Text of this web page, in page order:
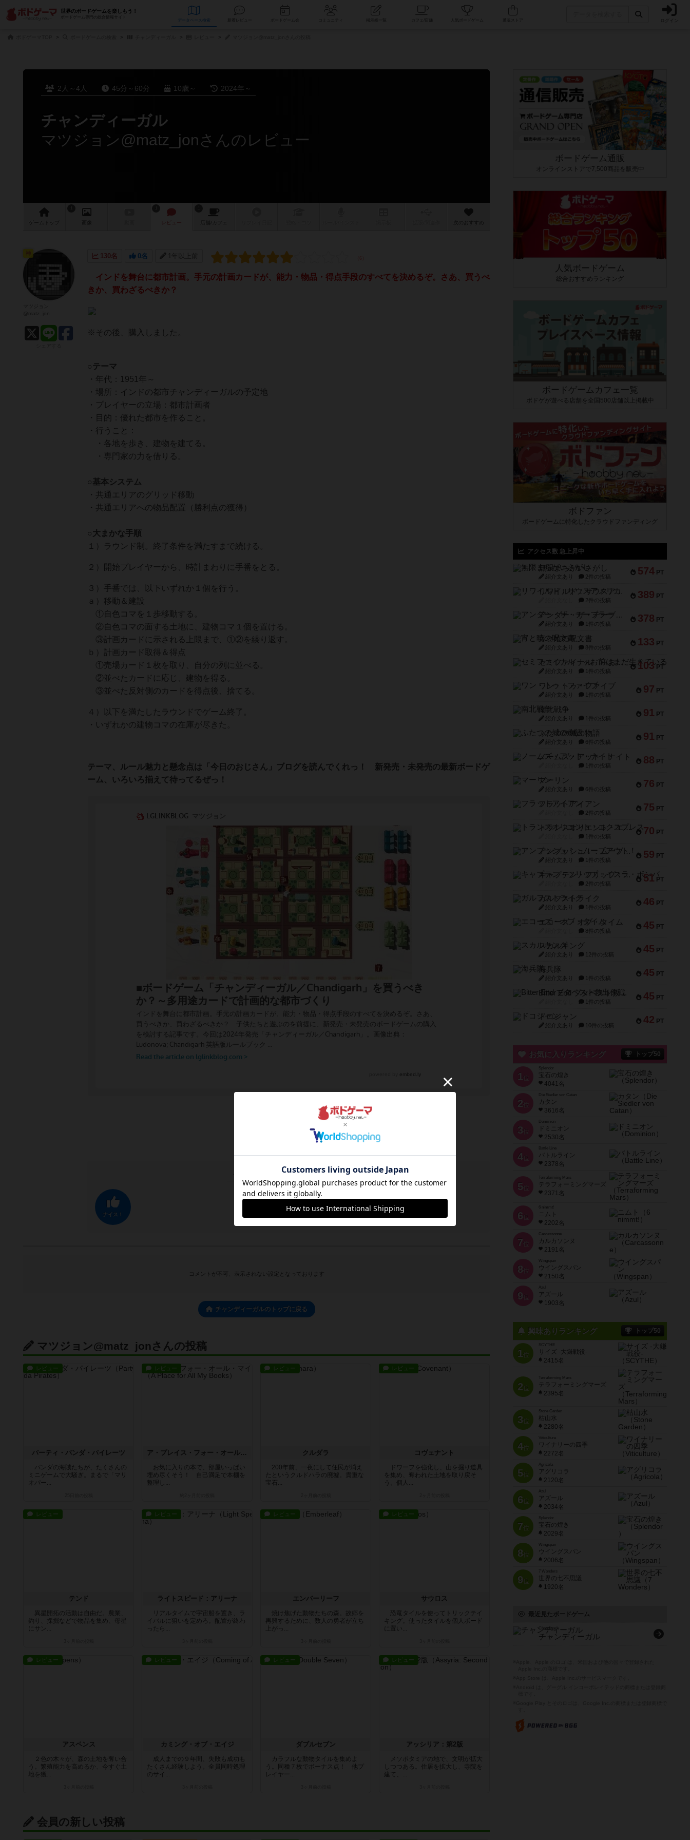
世界のボードゲームを楽しもう！
ボードゲーム専門の総合情報サイト
データベース コミュニティ 人気ボードゲーム ログイン
2人～4人 45分～60分 10歳～ 2024年～
チャンディーガル
マツジョン@matz_jonさんのレビュー
ゲーム 画像 レビュー 店舗/ カフェ 次のおすすめ
130名 0名 1年以上前
インドを舞台に都市計画。手元の計画カードが、能力・物品・得点手段のすべてを決めるぞ。さあ、買うべ
きか、買わざるべきか？
※その後、購入しました。
○テーマ
・年代：1951年～
・場所：インドの都市チャンディーガルの予定地
・プレイヤーの立場：都市計画者
・目的：優れた都市を作ること。
・行うこと：
・各地を歩き、建物を建てる。
・専門家の力を借りる。
○基本システム
・共通エリアのグリッド移動
・共通エリアへの物品配置（勝利点の獲得）
○大まかな手順
１）ラウンド制。終了条件を満たすまで続ける。
２）開始プレイヤーから、時計まわりに手番をとる。
３）手番では、以下いずれか１個を行う。
ａ）移動＆建設
①自色コマを１歩移動する。
②自色コマの面する土地に、建物コマ１個を置ける。
③計画カードに示される上限まで、①②を繰り返す。
ｂ）計画カード取得＆得点
①売場カード１枚を取り、自分の列に並べる。
②並べたカードに応じ、建物を得る。
③並べた反対側のカードを得点後、捨てる。
４）以下を満たしたラウンドでゲーム終了。
・いずれかの建物コマの在庫が尽きた。
テーマ、ルール魅力と懸念点は「今日のおじさん」ブログを読んでくれっ！ 新発売・未発売の最新ボードゲ
ーム、いろいろ揃えて待ってるぜっ！
名がナイス！しました
ナイス！
コメントが不可、表示されない設定となっております
チャンディーガルのトップに戻る
マツジョン@matz_jonさんの投稿
レビュー
パーティ・パンダ・パイレーツ
パンダの海賊たちが、たくさんの
ミニゲームで大騒ぎ。まるで「マリ
オパー...
レビュー
ア・プレイス・フォー・オール・マイ・ブックス
お気に入りの本で、部屋いっぱい
埋め尽くそう！ 自己満足で本棚を
整理し...
レビュー
クルダラ
200年前、一夜にして住民が消え
たというクルドハラの廃墟。貴重な
宝石...
レビュー
コヴェナント
ドワーフを強化し、山を掘り道具
を集め、奪われた土地を取り戻そ
う。個人...
レビュー
テンド
異星開拓の活動は自由だ。農業、
釣り、採掘などで物品を集め、母星
にサン...
レビュー
ライトスピード：アリーナ
リアルタイムで宇宙船を置き、ラ
イバルに狙いを定めろ。配置が終わ
ったら...
レビュー
エンバーリーフ
焼け焦げた動物たちの森。故郷を
再興するために、数人の勇者が立ち
上がっ...
レビュー
サウロス
恐竜タイルを使ってトリックテイ
キング。使ったタイルを個人ボード
に置い...
レビュー
アスペンス
２色の木々が、森の土地を奪い合
う。繁殖能力を高めるか、今すぐ土
地を獲...
レビュー
カミング・オブ・エイジ
成人までの９年間、失敗も成功も
たくさん経験しよう。全員同時処理
のサイ...
レビュー
ダブルセブン
カラフルな動物タイルを集めよ
う。同種７枚でボーナス点！ 他プ
レイヤー...
レビュー
アッシリア：第2版
メソポタミアの地で、文明が拡大
しつつある。住居を拡大し、寺院を
建て、...
会員の新しい投稿
ボードゲーム通販
オンラインストアで7,500商品を販売中
人気ボードゲーム
総合おすすめランキング
ボードゲームカフェ一覧
ボドゲが遊べる店舗を全国500店舗以上掲載中
ボドファン
ボードゲームに特化したクラウドファンディング
アクセス数 急上昇中
574 PT
無限まちがいさがし
紹介文あり 2件の投稿
389 PT
リワイルド：サウスアメリカ
2件の投稿
378 PT
アンダー・ザ・テーブラー
紹介文あり 1件の投稿
133 PT
宵と暁の呪文書
紹介文あり 8件の投稿
103 PT
セミファイナル ～お前はまだ生きている～
紹介文あり 1件の投稿
97 PT
ワン・トゥ・ファイブ
紹介文あり 1件の投稿
91 PT
南北戦争
紹介文あり 1件の投稿
91 PT
ふたつの城の物語
紹介文あり 6件の投稿
88 PT
ノームズ・アット・ナイト
1件の投稿
76 PT
マーリン
紹介文あり 6件の投稿
75 PT
フラットアイアン
2件の投稿
70 PT
トランスオリエント・エクスプレス
1件の投稿
59 PT
アンブッシュ！：ムーブアウト！
紹介文あり 1件の投稿
51 PT
キャプテン・フリップ：イスラ・ボンバ
2件の投稿
46 PT
ガルフストライク
紹介文あり 1件の投稿
45 PT
エコーズ・オブ・タイム
8件の投稿
45 PT
スカルキング
紹介文あり 12件の投稿
45 PT
海兵隊
紹介文あり 1件の投稿
45 PT
Bitter End ブタペスト救出作戦
1件の投稿
42 PT
ドコジャン
紹介文あり 10件の投稿
お気に入りランキング トップ50
1 位
宝石の煌き
4041名
2 位
Die Siedler von Catan
カタン
3616名
3 位
ドミニオン
2530名
4位
Battle Line
バトルライン
2378名
5 位
Terraforming Mars
テラフォーミングマーズ
2371名
6 位
ニムト
2202名
7 位
Carcassonne
カルカソンヌ
2191名
8 位
Wingspan
ウイングスパン
2150名
9 位
Azul
アズール
1903名
興味ありランキング トップ50
1位
SCYTHE
サイズ -大鎌戦役-
2415名
2位
Terraforming Mars
テラフォーミングマーズ
2395名
3位
Stone Garden
枯山水
2280名
4位
Viticulture
ワイナリーの四季
2272名
5位
Agricola
アグリコラ
2120名
6位
Azul
アズール
2034名
7位
宝石の煌き
2029名
8位
Wingspan
ウイングスパン
2006名
9位
7 Wonders
世界の七不思議
1920名
最近見たボードゲーム
Chandigarh
チャンディーガル